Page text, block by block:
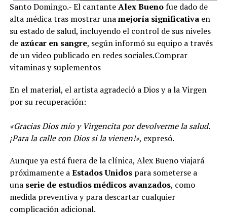
Santo Domingo.- El cantanteAlex Buenofue dado de
alta médica tras mostrar unamejoría significativaen
su estado de salud, incluyendo el control de sus niveles
de azúcar en sangre, según informó su equipo a través
de un video publicado en redes sociales.Comprar
vitaminas y suplementos
En el material, el artista agradeció a Dios y a la Virgen
por su recuperación:
«Gracias Dios mío y Virgencita por devolverme la salud.
¡Para la calle con Dios si la vienen!», expresó.
Aunque ya está fuera de la clínica, Alex Bueno viajará
próximamente aEstados Unidospara someterse a
una serie de estudios médicos avanzados, como
medida preventiva y para descartar cualquier
complicación adicional.